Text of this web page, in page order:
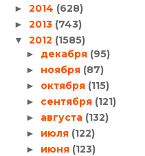
► 2014 (628)
► 2013 (743)
▼ 2012 (1585)
► декабря (95)
► ноября (87)
► октября (115)
► сентября (121)
► августа (132)
► июля (122)
► июня (123)